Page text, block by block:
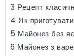
3 Рецепт
4 Як
5 Майонез без
6 Майонез з